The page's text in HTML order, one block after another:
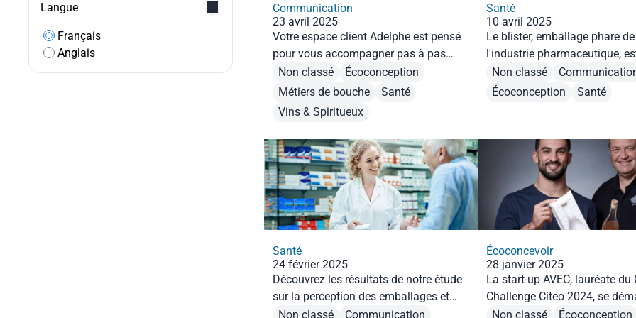
Langue
Français
Anglais
Communication
23 avril 2025
Votre espace client Adelphe est pensé
pour vous accompagner pas à pas
dans le développement de votre
stratégie 3R (Réduction, Réemploi,
Recyclage)... Et bien plus encore !
Non classé
Écoconception
Métiers de bouche
Santé
Vins & Spiritueux
Santé
10 avril 2025
Le blister, emballage phare de
l'industrie pharmaceutique,
environnemental. Existe-t-il
alternatives recyclables ?
Non classé
Écoconception
Santé
Santé
24 février 2025
Découvrez les résultats de notre étude
sur la perception des emballages et
des gestes de tri.
Non classé
Communication
Écoconcevoir
28 janvier 2025
La start-up AVEC, lauréate du
Challenge Citeo 2024, se
grâce à ses innovations
Non classé Écoconception